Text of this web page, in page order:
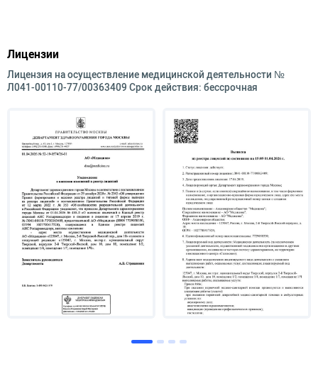
Лицензии
Лицензия на осуществление медицинской деятельности №
Л041-00110-77/00363409 Срок действия: бессрочная